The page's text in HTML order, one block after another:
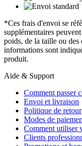
*Ces frais d'envoi se
supplémentaires
poids, de la taille ou des
informations sont
produit.
Aide & Support
Comment passer
Envoi et livraison
Politique de retour
Modes de
Comment utiliser
Clients